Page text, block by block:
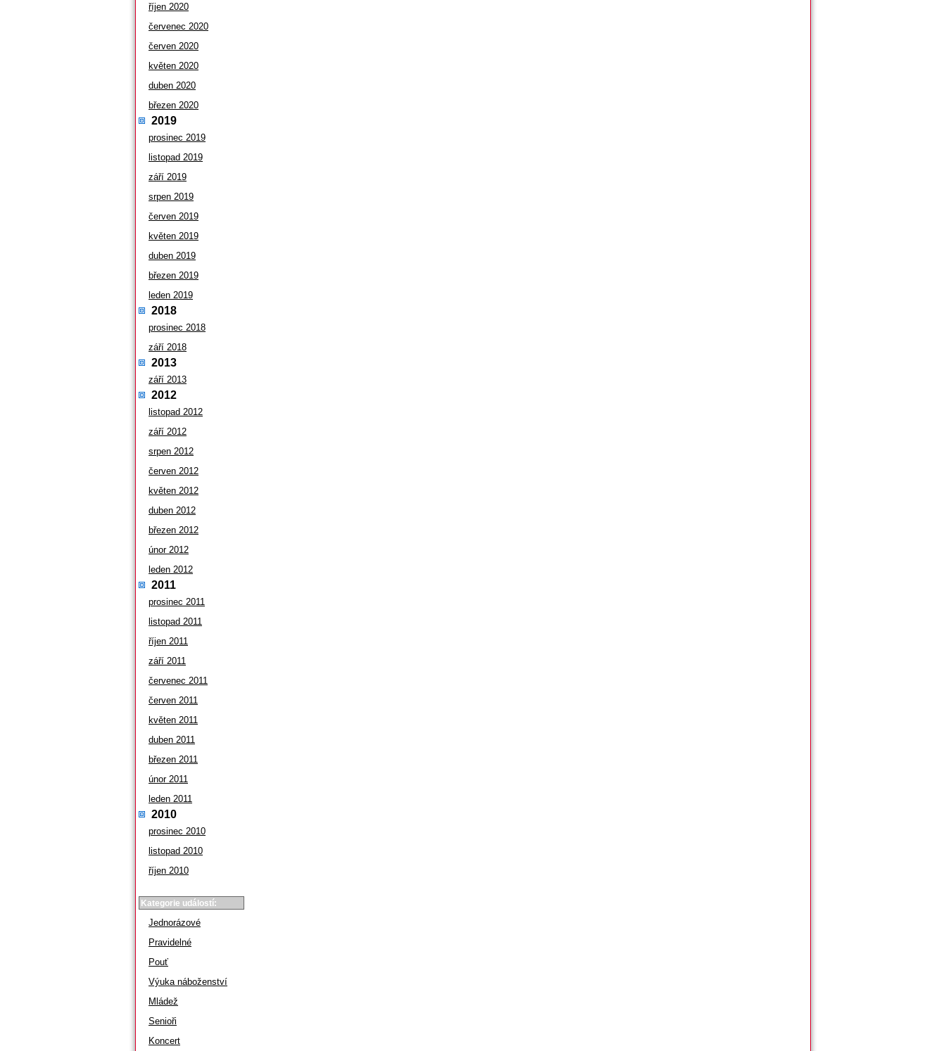
říjen 2020
červenec 2020
červen 2020
květen 2020
duben 2020
březen 2020
2019
prosinec 2019
listopad 2019
září 2019
srpen 2019
červen 2019
květen 2019
duben 2019
březen 2019
leden 2019
2018
prosinec 2018
září 2018
2013
září 2013
2012
listopad 2012
září 2012
srpen 2012
červen 2012
květen 2012
duben 2012
březen 2012
únor 2012
leden 2012
2011
prosinec 2011
listopad 2011
říjen 2011
září 2011
červenec 2011
červen 2011
květen 2011
duben 2011
březen 2011
únor 2011
leden 2011
2010
prosinec 2010
listopad 2010
říjen 2010
Kategorie událostí:
Jednorázové
Pravidelné
Pouť
Výuka náboženství
Mládež
Senioři
Koncert